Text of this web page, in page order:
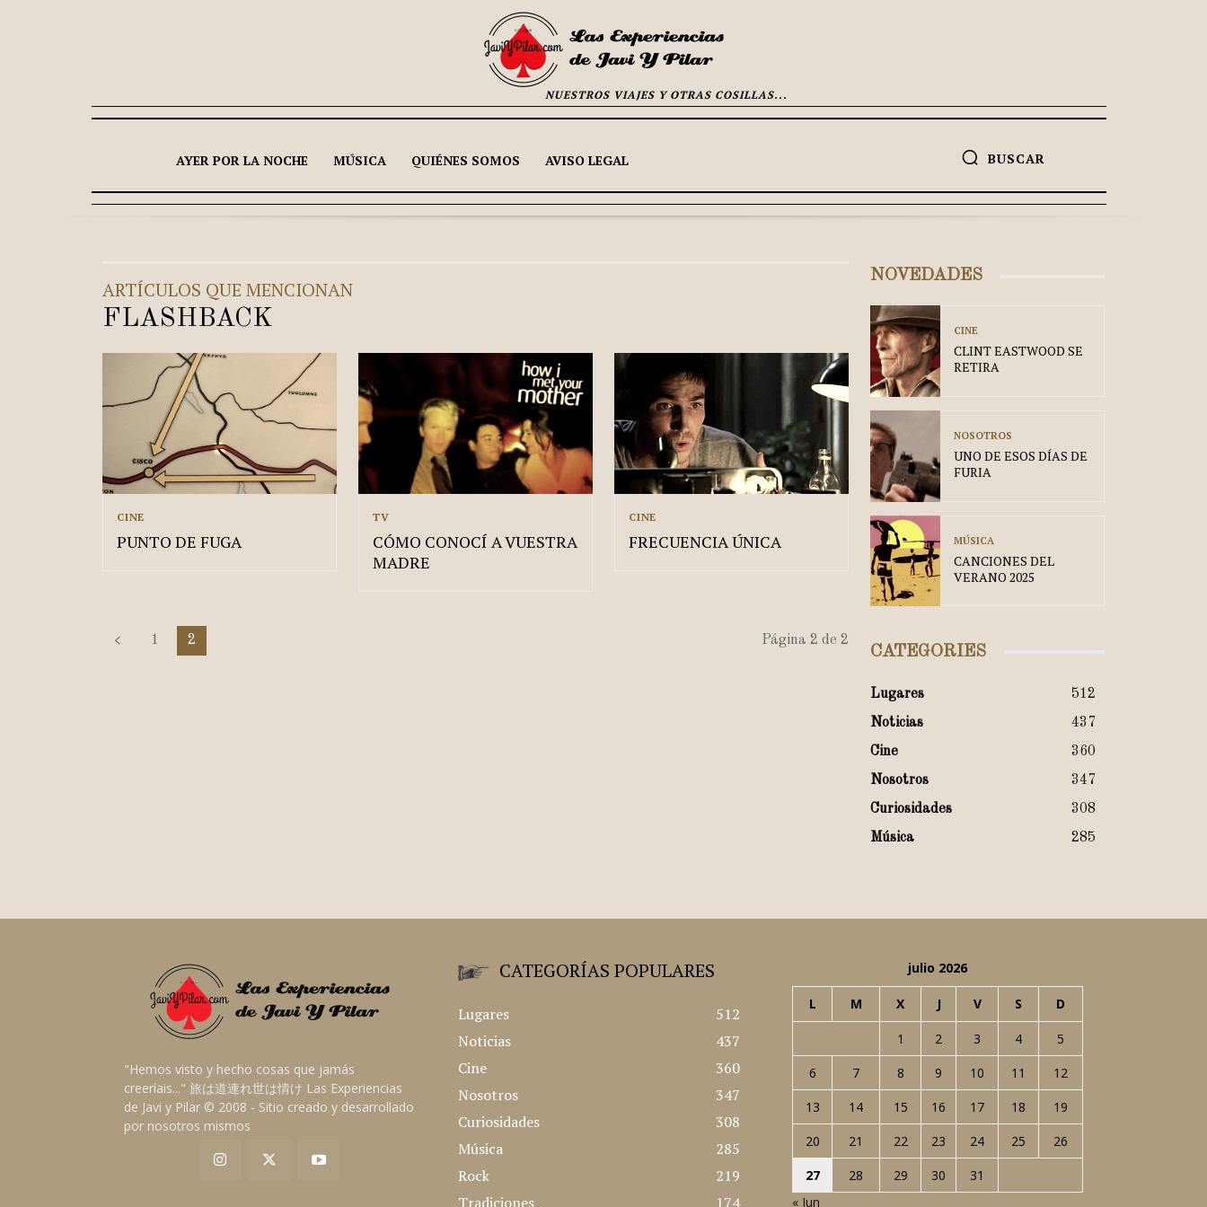
NUESTROS VIAJES Y OTRAS COSILLAS...
AYER POR LA NOCHE MÚSICA QUIÉNES SOMOS AVISO LEGAL BUSCAR
ARTÍCULOS QUE MENCIONAN
FLASHBACK
CINE
PUNTO DE FUGA
TV
CÓMO CONOCÍ A VUESTRA
MADRE
CINE
FRECUENCIA ÚNICA
1 2 Página 2 de 2
NOVEDADES
CINE
CLINT EASTWOOD SE
RETIRA
NOSOTROS
UNO DE ESOS DÍAS DE
FURIA
MÚSICA
CANCIONES DEL
VERANO 2025
CATEGORIES
Lugares
512
Noticias
437
Cine
360
Nosotros
347
Curiosidades
308
Música
285
"Hemos visto y hecho cosas que jamás
creeríais..." 旅は道連れ世は情け Las Experiencias
de Javi y Pilar © 2008 - Sitio creado y desarrollado
por nosotros mismos
CATEGORÍAS POPULARES
Lugares
512
Noticias
437
Cine
360
Nosotros
347
Curiosidades
308
Música
285
Rock
219
Tradiciones
174
julio 2026
L M X J V S D
1 2 3 4
5
6
7 8 9 10 11
12
13
14 15 16 17 18
19
20
21 22 23 24 25
26
27
28 29 30
31
« Jun